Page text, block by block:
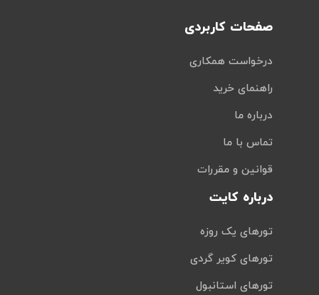
صفحات کاربردی
درخواست همکاری
راهنمای خرید
درباره ما
تماس با ما
قوانین و مقررات
درباره کایت
تورهای یک روزه
تورهای کویر گردی
تورهای استانبول